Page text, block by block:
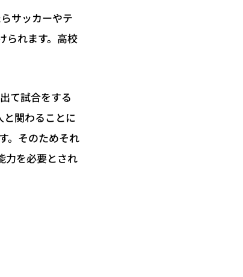
サッカーやテ
られます。高校
て試合をする
関わることに
。そのためそれ
力を必要とされ